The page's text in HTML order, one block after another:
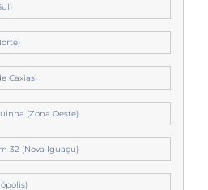
Caxias)
(Zona Oeste)
32 (Nova Iguaçu)